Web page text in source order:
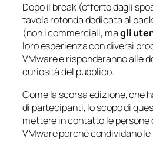
Dopo il break (offerto dagli
tavola rotonda dedicata al
(non i commerciali, magli
loro esperienza con diversi
VMware e risponderanno alle
curiosità del pubblico.
Come la scorsa edizione, che
di partecipanti, lo scopo di
mettere in contatto le
VMware perché condividano